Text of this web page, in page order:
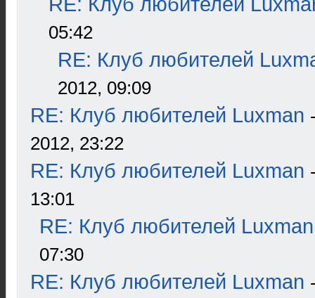
05:42
RE: Клуб любителей
2012, 09:09
RE: Клуб любителей Luxman
2012, 23:22
RE: Клуб любителей Luxman
13:01
RE: Клуб любителей Luxman
07:30
RE: Клуб любителей Luxman